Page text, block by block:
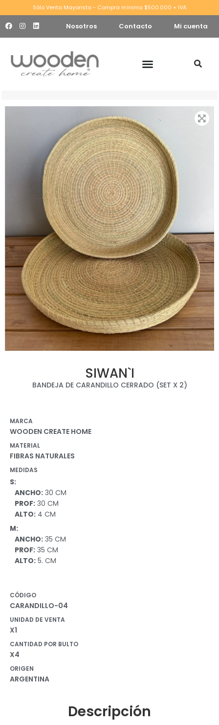
Sólo Venta Mayorista - Compra mínima $500.000 + IVA
Nosotros Contacto Mi cuenta
SIWAN`I
BANDEJA DE CARANDILLO CERRADO (SET X 2)
MARCA
WOODEN CREATE HOME
MATERIAL
FIBRAS NATURALES
MEDIDAS
S:
ANCHO: 30 CM
PROF: 30 CM
ALTO: 4 CM
M:
ANCHO: 35 CM
PROF: 35 CM
ALTO: 5. CM
CÓDIGO
CARANDILLO-04
UNIDAD DE VENTA
X1
CANTIDAD POR BULTO
X4
ORIGEN
ARGENTINA
Descripción